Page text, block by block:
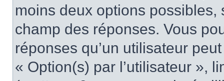
moins deux options
champ des réponses. Vous
réponses qu’un utilisateur
« Option(s) par l’utilisateur »,